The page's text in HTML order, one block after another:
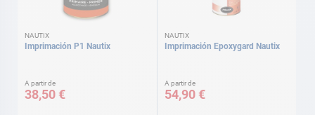
NAUTIX
Imprimación P1 Nautix
A partir de
38,50 €
NAUTIX
Imprimación Epoxygard Nautix
A partir de
54,90 €